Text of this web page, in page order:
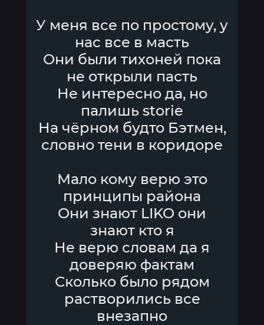
У меня все по простому, у
нас все в масть
Они были тихоней пока
не открыли пасть
Не интересно да, но
палишь storie
На чёрном будто Бэтмен,
словно тени в коридоре
Мало кому верю это
принципы района
Они знают LIKO они
знают кто я
Не верю словам да я
доверяю фактам
Сколько было рядом
растворились все
внезапно